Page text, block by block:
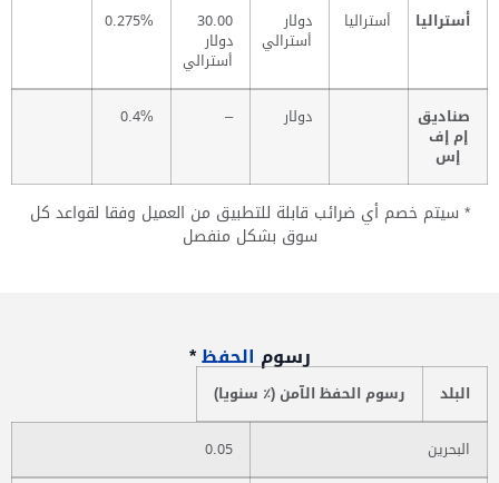
أستراليا أستراليا دولار
أسترالي
30.00
دولار
أسترالي
0.275%
صناديق
إم إف
إس
دولار –
0.4%
* سيتم خصم أي ضرائب قابلة للتطبيق من العميل وفقا لقواعد كل
سوق بشكل منفصل
رسوم الحفظ*
البلد رسوم الحفظ الآمن (٪ سنويا)
البحرين 0.05